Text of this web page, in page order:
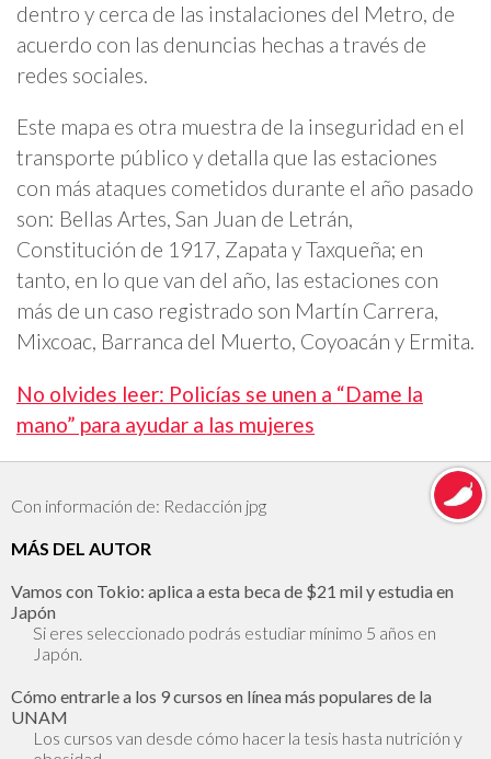
dentro y cerca de las instalaciones del Metro, de
acuerdo con las denuncias hechas a través de
redes sociales.
Este mapa es otra muestra de la inseguridad en el
transporte público y detalla que las estaciones
con más ataques cometidos durante el año pasado
son: Bellas Artes, San Juan de Letrán,
Constitución de 1917, Zapata y Taxqueña; en
tanto, en lo que van del año, las estaciones con
más de un caso registrado son Martín Carrera,
Mixcoac, Barranca del Muerto, Coyoacán y Ermita.
No olvides leer: Policías se unen a “Dame la
mano” para ayudar a las mujeres
Con información de: Redacción jpg
MÁS DEL AUTOR
Vamos con Tokio: aplica a esta beca de $21 mil y estudia en
Japón
Si eres seleccionado podrás estudiar mínimo 5 años en
Japón.
Cómo entrarle a los 9 cursos en línea más populares de la
UNAM
Los cursos van desde cómo hacer la tesis hasta nutrición y